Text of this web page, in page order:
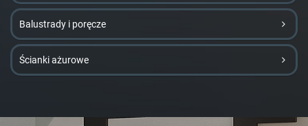
Balustrady i poręcze
Ścianki ażurowe